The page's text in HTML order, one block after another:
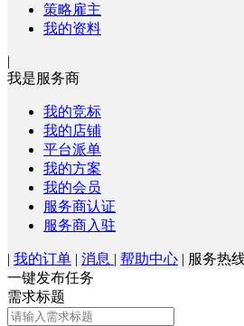
策略雇主
我的资料
|
我是服务商
我的竞标
我的店铺
平台派单
我的方案
我的会员
服务商认证
服务商入驻
| 我的订单 | 消息 | 帮助中心 | 服务热
一键发布任务
需求标题